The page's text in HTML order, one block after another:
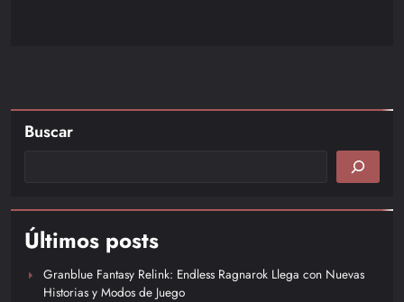
Buscar
Últimos posts
Granblue Fantasy Relink: Endless Ragnarok Llega con Nuevas
Historias y Modos de Juego